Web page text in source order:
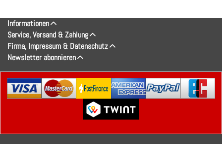
Informationen
Service, Versand & Zahlung
Firma, Impressum & Datenschutz
Newsletter abonnieren